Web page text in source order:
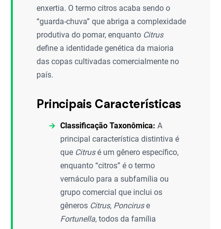
enxertia. O termo citros acaba sendo o
“guarda-chuva” que abriga a complexidade
produtiva do pomar, enquanto Citrus
define a identidade genética da maioria
das copas cultivadas comercialmente no
país.
Principais Características
Classificação Taxonômica: A
principal característica distintiva é
que Citrusé um gênero específico,
enquanto “citros” é o termo
vernáculo para a subfamília ou
grupo comercial que inclui os
gêneros Citrus, Ponciruse
Fortunella, todos da família